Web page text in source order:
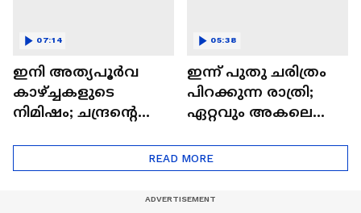
ഇനി അത്യപൂര്‍വ
കാഴ്ച്ചകളുടെ
നിമിഷം; ചന്ദ്രന്റെ
ഒറിയോണിന്റെ യാത്ര
ആരംഭിച്ചു
07:14
ഇന്ന് പുതു ചരിത്രം
പിറക്കുന്ന രാത്രി;
ഏറ്റവും അകലെ
05:38
READ MORE